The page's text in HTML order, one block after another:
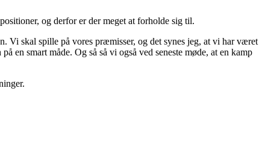
og derfor er der meget at forholde sig til.
Vi skal spille på vores præmisser, og det synes jeg, at vi har været
en smart måde. Og så så vi også ved seneste møde, at en kamp